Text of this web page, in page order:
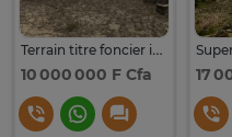
Terrain titre foncier individuel
10 000 000 F Cfa 17